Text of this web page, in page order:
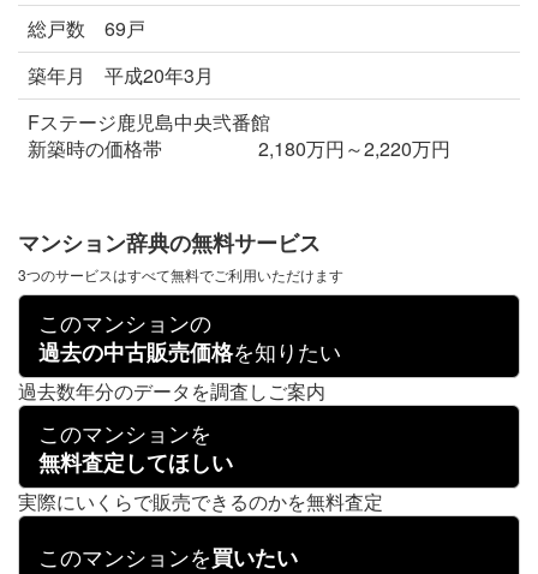
総戸数 69戸
築年月 平成20年3月
Fステージ鹿児島中央弐番館
新築時の価格帯 2,180万円～2,220万円
マンション辞典の無料サービス
3つのサービスはすべて無料でご利用いただけます
このマンションの
過去の中古販売価格を知りたい
過去数年分のデータを調査しご案内
このマンションを
無料査定してほしい
実際にいくらで販売できるのかを無料査定
このマンションを買いたい